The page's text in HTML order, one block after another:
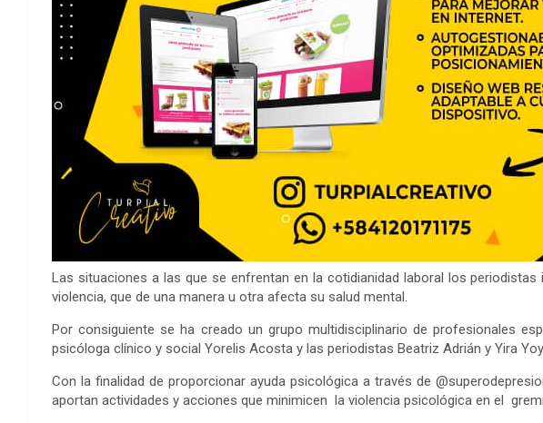
Las situaciones a las que se enfrentan en la cotidianidad laboral los
violencia, que de una manera u otra afecta su salud mental.
Por consiguiente se ha creado un grupo multidisciplinario de profesionales
psicóloga clínico y social Yorelis Acosta y las periodistas Beatriz Adrián y Yira
Con la finalidad de proporcionar ayuda psicológica a través de
aportan actividades y acciones que minimicen la violencia psicológica en el